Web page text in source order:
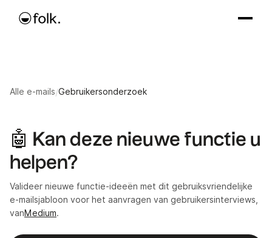
Alle e-mails/Gebruikersonderzoek
🤖 Kan deze nieuwe functie u
helpen?
Valideer nieuwe functie-ideeën met dit gebruiksvriendelijke
e-mailsjabloon voor het aanvragen van gebruikersinterviews,
vanMedium.